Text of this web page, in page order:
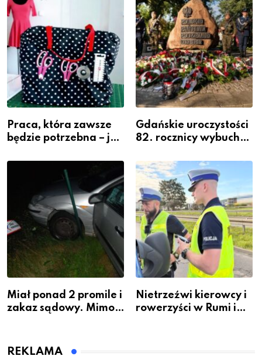
Powiatowej
Praca, która zawsze
będzie potrzebna – jak
zawodem przyszłości i
gdzie się go nauczyć?
Gdańskie uroczystości
82. rocznicy wybuchu
Warszawskiego
Miał ponad 2 promile i
zakaz sądowy. Mimo
Bolszewie i uderzył w
Nietrzeźwi kierowcy i
rowerzyści w Rumi i
REKLAMA